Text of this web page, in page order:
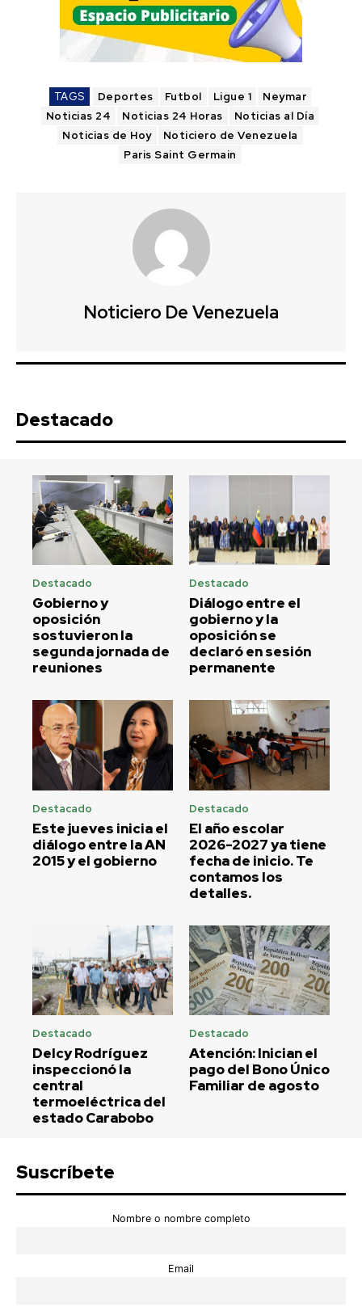
TAGS Deportes Futbol Ligue 1
Neymar
Noticias 24
Noticias 24 Horas
Noticias al Día
Noticias de Hoy
Noticiero de Venezuela
Paris Saint Germain
Noticiero De Venezuela
Destacado
Destacado
Gobierno y
oposición
sostuvieron la
segunda jornada de
reuniones
Destacado
Diálogo entre el
gobierno y la
oposición se
declaró en sesión
permanente
Destacado
Este jueves inicia el
diálogo entre la AN
2015 y el gobierno
Destacado
El año escolar
2026-2027 ya tiene
fecha de inicio. Te
contamos los
detalles.
Destacado
Delcy Rodríguez
inspeccionó la
central
termoeléctrica del
estado Carabobo
Destacado
Atención: Inician el
pago del Bono Único
Familiar de agosto
Suscríbete
Nombre o nombre completo
Email